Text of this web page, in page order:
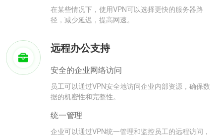
在某些情况下，使用VPN可以选择更快的服务器路
径，减少延迟，提高网速。
远程办公支持
安全的企业网络访问
员工可以通过VPN安全地访问企业内部资源，确保数
据的机密性和完整性。
统一管理
企业可以通过VPN统一管理和监控员工的远程访问，